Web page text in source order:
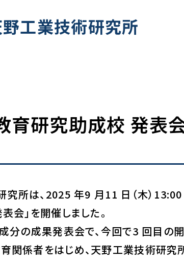
工業技術研究所
育研究助成校 発表
所は、2025 年9 月11 日（木）13:00
」を開催しました。
分の成果発表会で、今回で3 回目の開
関係者をはじめ、天野工業技術研究